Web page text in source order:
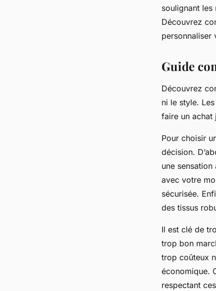
soulignant
Découvrez
personnaliser
Guide
Découvrez
ni le style.
faire un achat
Pour choisir
décision.
une
avec votre
sécurisée.
des tissus
Il est clé de
trop bon
trop coûteux
économique.
respectant